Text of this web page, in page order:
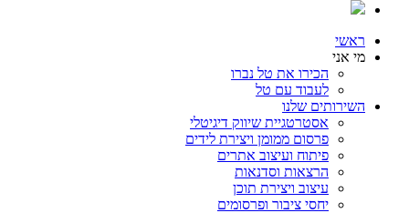
ראשי
מי אני
הכירו את טל נברו
לעבוד עם טל
השירותים שלנו
אסטרטגיית שיווק דיגיטלי
פרסום ממומן ויצירת לידים
פיתוח ועיצוב אתרים
הרצאות וסדנאות
עיצוב ויצירת תוכן
יחסי ציבור ופרסומים